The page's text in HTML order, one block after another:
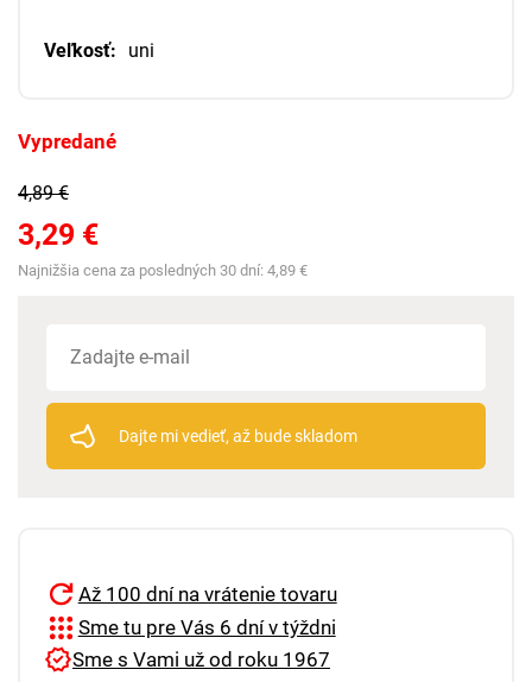
Veľkosť: uni
4,89 €
3,29 €
Najnižšia cena za posledných 30 dní: 4,89 €
Vypredané
Dajte mi vedieť, až bude skladom
Až 100 dní na vrátenie tovaru
Sme tu pre Vás 6 dní v týždni
Sme s Vami už od roku 1967